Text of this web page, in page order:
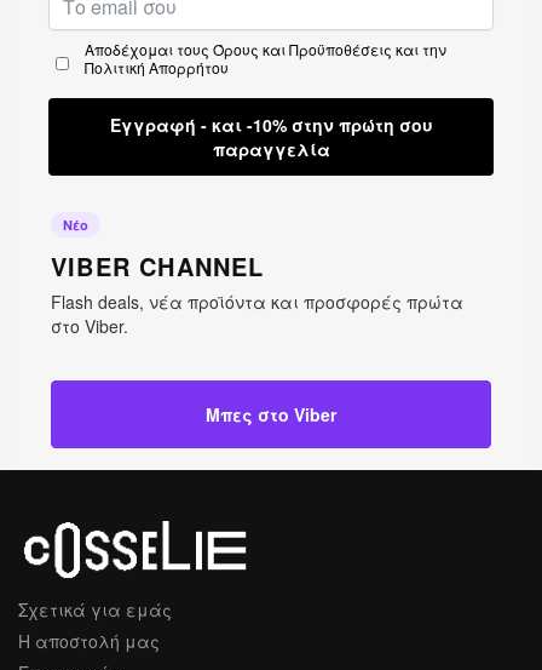
Αποδέχομαι τους Όρους και Προϋποθέσεις και την
Πολιτική Απορρήτου
Εγγραφή - και -10% στην πρώτη σου
παραγγελία
Νέο
VIBER CHANNEL
Flash deals, νέα προϊόντα και προσφορές πρώτα
στο Viber.
Μπες στο Viber
Σχετικά για εμάς
Η αποστολή μας